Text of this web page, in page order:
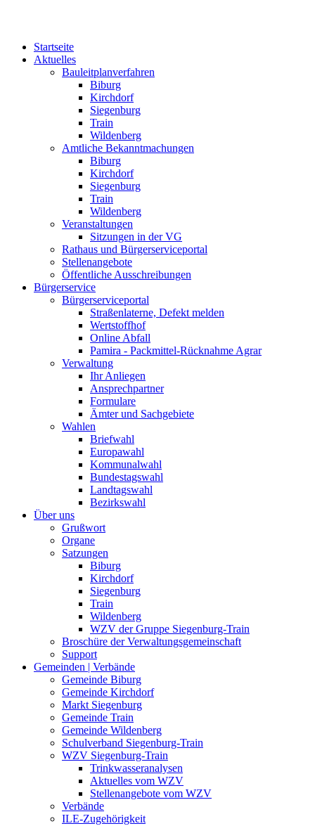
Startseite
Aktuelles
Bauleitplanverfahren
Biburg
Kirchdorf
Siegenburg
Train
Wildenberg
Amtliche Bekanntmachungen
Biburg
Kirchdorf
Siegenburg
Train
Wildenberg
Veranstaltungen
Sitzungen in der VG
Rathaus und Bürgerserviceportal
Stellenangebote
Öffentliche Ausschreibungen
Bürgerservice
Bürgerserviceportal
Straßenlaterne, Defekt melden
Wertstoffhof
Online Abfall
Pamira - Packmittel-Rücknahme Agrar
Verwaltung
Ihr Anliegen
Ansprechpartner
Formulare
Ämter und Sachgebiete
Wahlen
Briefwahl
Europawahl
Kommunalwahl
Bundestagswahl
Landtagswahl
Bezirkswahl
Über uns
Grußwort
Organe
Satzungen
Biburg
Kirchdorf
Siegenburg
Train
Wildenberg
WZV der Gruppe Siegenburg-Train
Broschüre der Verwaltungsgemeinschaft
Support
Gemeinden | Verbände
Gemeinde Biburg
Gemeinde Kirchdorf
Markt Siegenburg
Gemeinde Train
Gemeinde Wildenberg
Schulverband Siegenburg-Train
WZV Siegenburg-Train
Trinkwasseranalysen
Aktuelles vom WZV
Stellenangebote vom WZV
Verbände
ILE-Zugehörigkeit